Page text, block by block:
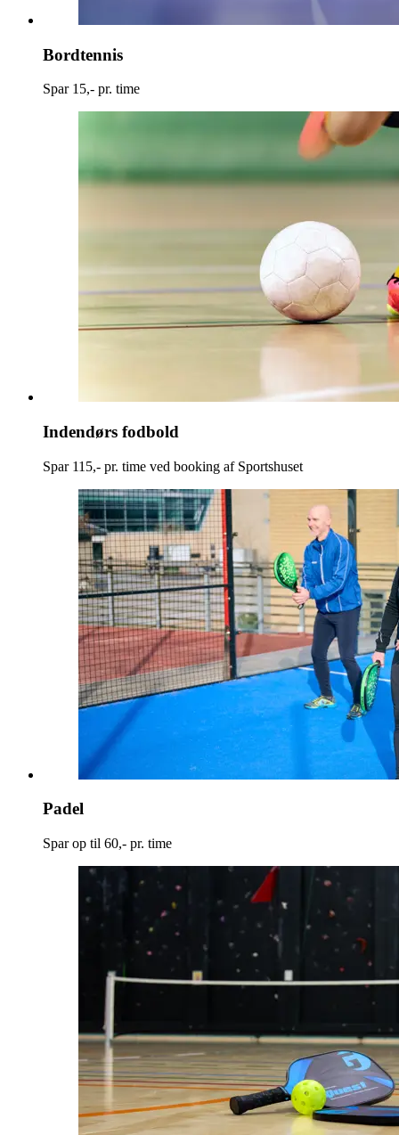
Bordtennis
Spar 15,- pr. time
Indendørs fodbold
Spar 115,- pr. time ved booking af Sportshuset
Padel
Spar op til 60,- pr. time